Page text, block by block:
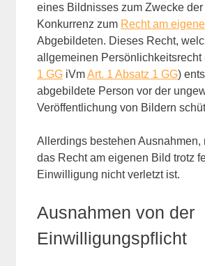
eines Bildnisses zum Zwecke
Konkurrenz zum Recht am
Abgebildeten. Dieses Recht,
allgemeinen Persönlichkeitsrecht
1 GG iVmArt. 1 Absatz 1 GG)
abgebildete Person vor der
Veröffentlichung von Bildern
Allerdings bestehen Ausnahmen,
das Recht am eigenen Bild trotz
Einwilligung nicht verletzt ist.
Ausnahmen von der
Einwilligungspflicht